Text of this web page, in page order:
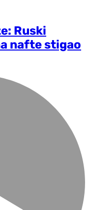
Ruski
nafte stigao